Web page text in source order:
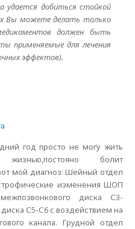
удается добиться стойкой
Вы можете делать только
должен быть
применяемые для лечения
эффектов).
год просто не могу жить
болит
мой диагноз: Шейный отдел
изменения ШОП
межпозвонкового диска С3-
С5-С6 с воздействием на
канала. Грудной отдел